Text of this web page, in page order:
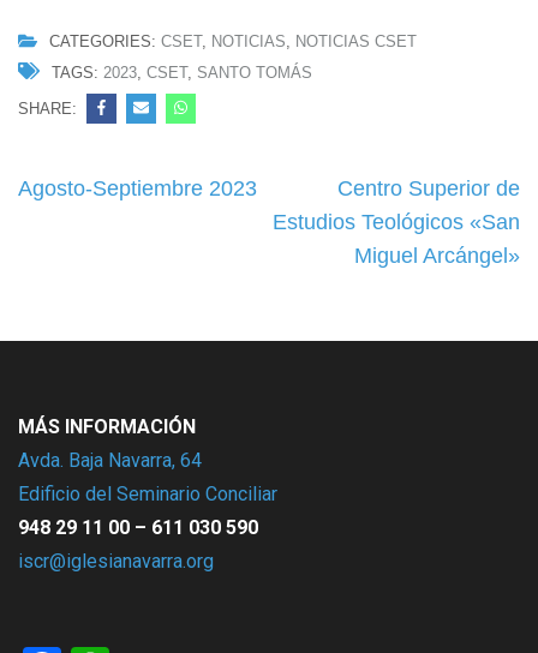
CATEGORIES: CSET, NOTICIAS, NOTICIAS CSET
TAGS: 2023, CSET, SANTO TOMÁS
SHARE:
Navegación
Agosto-Septiembre 2023
Centro Superior de
Estudios Teológicos «San
Miguel Arcángel»
MÁS INFORMACIÓN
Avda. Baja Navarra, 64
Edificio del Seminario Conciliar
948 29 11 00 – 611 030 590
iscr@iglesianavarra.org